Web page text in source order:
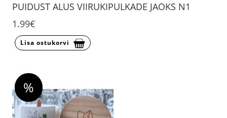
PUIDUST ALUS VIIRUKIPULKADE JAOKS N1
1.99€
Lisa ostukorvi
%